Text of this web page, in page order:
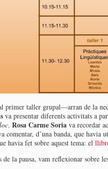
primer taller grupal—arran de la
va presentar diferents activitats a
. Rosa Carme Soria va recordar
comentar, d’una banda, que havia
havia fet sobre aquest tema: el
de la pausa, vam reflexionar sobre